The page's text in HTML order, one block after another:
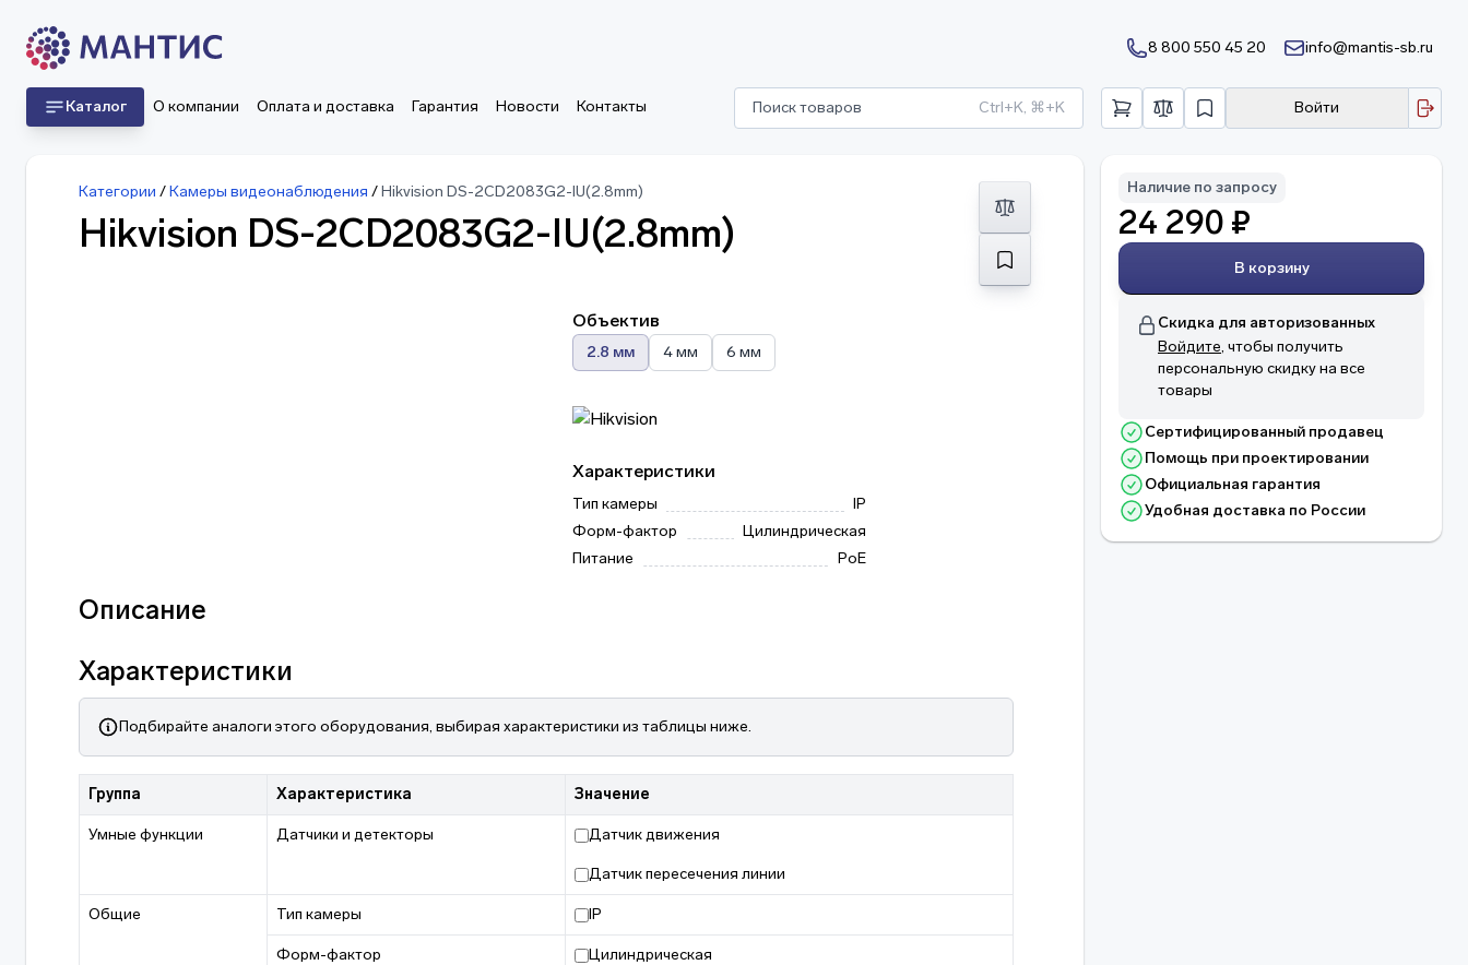
8 800 550 45 20 info@mantis-sb.ru
Каталог О компании Оплата и доставка Гарантия Новости Контакты Поиск товаров Ctrl+K, ⌘+K Войти
Категории /Камеры видеонаблюдения /Hikvision DS-2CD2083G2-IU(2.8mm)
Hikvision DS-2CD2083G2-IU(2.8mm)
Объектив
2.8 мм 4 мм 6 мм
Характеристики
Тип камеры
IP
Форм-фактор
Цилиндрическая
Питание
PoE
Описание
Характеристики
Подбирайте аналоги этого оборудования, выбирая характеристики из таблицы ниже.
Группа Характеристика Значение
Умные функции Датчики и детекторы Датчик движения
Датчик пересечения линии
Общие Тип камеры IP
Форм-фактор Цилиндрическая
Наличие по запросу
24 290 ₽
В корзину
Скидка для авторизованных
Войдите, чтобы получить
персональную скидку на все
товары
Сертифицированный продавец
Помощь при проектировании
Официальная гарантия
Удобная доставка по России